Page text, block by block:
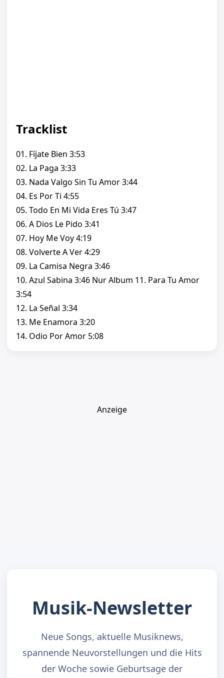
Tracklist
01. Fíjate Bien 3:53
02. La Paga 3:33
03. Nada Valgo Sin Tu Amor 3:44
04. Es Por Ti 4:55
05. Todo En Mi Vida Eres Tú 3:47
06. A Dios Le Pido 3:41
07. Hoy Me Voy 4:19
08. Volverte A Ver 4:29
09. La Camisa Negra 3:46
10. Azul Sabina 3:46 Nur Album 11. Para Tu Amor
3:54
12. La Señal 3:34
13. Me Enamora 3:20
14. Odio Por Amor 5:08
Anzeige
Musik-Newsletter
Neue Songs, aktuelle Musiknews,
spannende Neuvorstellungen und die Hits
der Woche sowie Geburtsage der